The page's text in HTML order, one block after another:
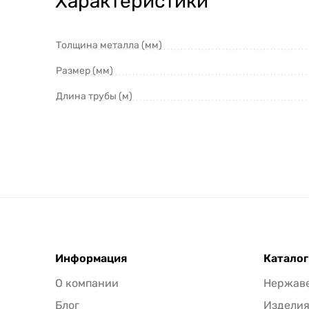
Толщина металла (мм)
Размер (мм)
Длина трубы (м)
Информация
О компании
Блог
Каталог
Изделия